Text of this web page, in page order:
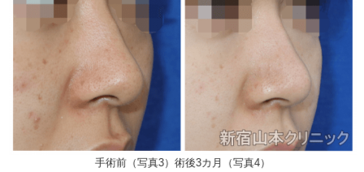
手術前（写真3）術後3カ月（写真4）